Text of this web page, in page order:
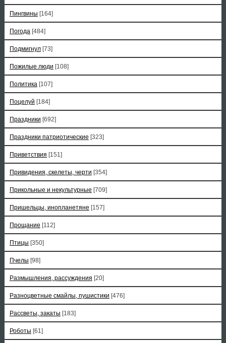
Пингвины [164]
Погода [484]
Подмигнул [73]
Пожилые люди [108]
Политика [107]
Поцелуй [184]
Праздники [692]
Праздники патриотические [323]
Приветствия [151]
Привидения, скелеты, черти [354]
Прикольные и некультурные [709]
Пришельцы, инопланетяне [157]
Прощание [112]
Птицы [350]
Пчелы [98]
Размышления, рассуждения [20]
Разноцветные смайлы, пушистики [476]
Рассветы, закаты [183]
Роботы [61]